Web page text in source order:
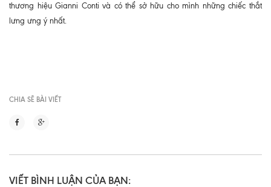
thương hiệu Gianni Conti và có thể sở hữu cho mình những chiếc thắt
lưng ưng ý nhất.
CHIA SẼ BÀI VIẾT
VIẾT BÌNH LUẬN CỦA BẠN: